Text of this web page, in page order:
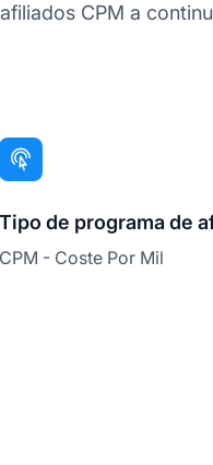
CPM a
Tipo de programa de
CPM - Coste Por Mil